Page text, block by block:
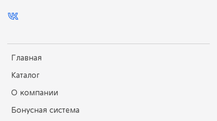
Главная
Каталог
О компании
Бонусная система